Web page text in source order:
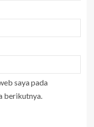
saya pada
berikutnya.